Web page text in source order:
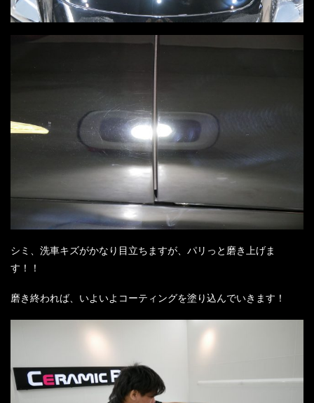
シミ、洗車キズがかなり目立ちますが、パリっと磨き上げま
す！！
磨き終われば、いよいよコーティングを塗り込んでいきます！